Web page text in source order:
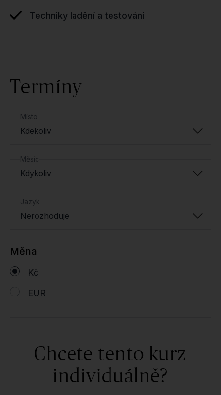
Techniky ladění a testování
Termíny
Místo
Kdekoliv
Měsíc
Kdykoliv
Jazyk
Nerozhoduje
Měna
Kč
EUR
Chcete tento kurz
individuálně?